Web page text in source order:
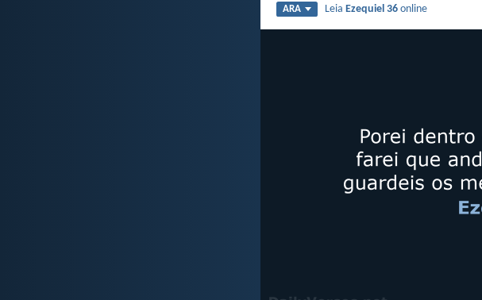
ARA LeiaEzequiel 36 online